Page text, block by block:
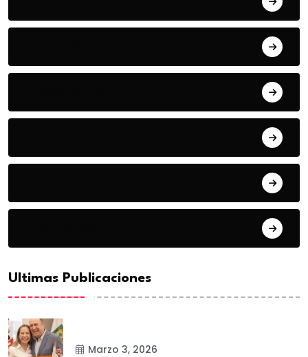
Ultimas Publicaciones
Marzo 3, 2026